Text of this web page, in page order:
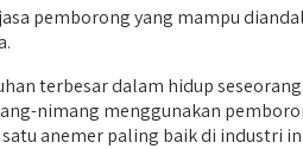
pemborong yang mampu
terbesar dalam hidup
nimang menggunakan
anemer paling baik di industri